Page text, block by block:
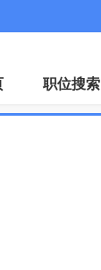
职位搜索